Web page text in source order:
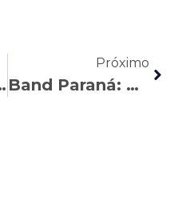
e demissão por justa causa
Próximo
Band Paraná: Nasser Allan aborda o fim do Programa Emergencial de Manutenção de Emprego e Renda